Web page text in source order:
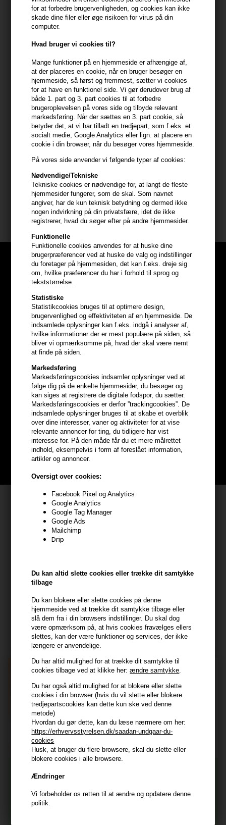
for at forbedre brugervenligheden, og cookies kan ikke
skade dine filer eller øge risikoen for virus på din
computer.
Hvad bruger vi cookies til?
Mange funktioner på en hjemmeside er afhængige af,
at der placeres en cookie, når en bruger besøger en
hjemmeside, så først og fremmest, sætter vi cookies
for at have en funktionel side. Vi gør derudover brug af
både 1. part og 3. part cookies til at forbedre
brugeroplevelsen på vores side og tilbyde relevant
markedsføring. Når der sættes en 3. part cookie, så
betyder det, at vi har tilladt en tredjepart, som f.eks. et
socialt medie, Google Analytics eller lign. at placere en
cookie i din browser, når du besøger vores hjemmeside.
På vores side anvender vi følgende typer af cookies:
Nødvendige/Tekniske
Tekniske cookies er nødvendige for, at langt de fleste
hjemmesider fungerer, som de skal. Som navnet
angiver, har de kun teknisk betydning og dermed ikke
nogen indvirkning på din privatsfære, idet de ikke
registrerer, hvad du søger efter på andre hjemmesider.
Funktionelle
Funktionelle cookies anvendes for at huske dine
brugerpræferencer ved at huske de valg og indstillinger
du foretager på hjemmesiden, det kan f.eks. dreje sig
om, hvilke præferencer du har i forhold til sprog og
tekststørrelse.
Statistiske
Statistikcookies bruges til at optimere design,
brugervenlighed og effektiviteten af en hjemmeside. De
indsamlede oplysninger kan f.eks. indgå i analyser af,
hvilke informationer der er mest populære på siden, så
bliver vi opmærksomme på, hvad der skal være nemt
at finde på siden.
Markedsføring
Markedsføringscookies indsamler oplysninger ved at
følge dig på de enkelte hjemmesider, du besøger og
kan siges at registrere de digitale fodspor, du sætter.
Markedsføringscookies er derfor ”trackingcookies”. De
indsamlede oplysninger bruges til at skabe et overblik
over dine interesser, vaner og aktiviteter for at vise
relevante annoncer for ting, du tidligere har vist
interesse for. På den måde får du et mere målrettet
indhold, eksempelvis i form af foreslået information,
artikler og annoncer.
Oversigt over cookies:
Facebook Pixel og Analytics
Google Analytics
Google Tag Manager
Google Ads
Mailchimp
Drip
Du kan altid slette cookies eller trække dit samtykke
tilbage
Du kan blokere eller slette cookies på denne
hjemmeside ved at trække dit samtykke tilbage eller
slå dem fra i din browsers indstillinger. Du skal dog
være opmærksom på, at hvis cookies fravælges ellers
slettes, kan der være funktioner og services, der ikke
længere er anvendelige.
Du har altid mulighed for at trække dit samtykke til
cookies tilbage ved at klikke her:ændre samtykke
Du har også altid mulighed for at blokere eller slette
cookies i din browser (hvis du vil slette eller blokere
tredjepartscookies kan dette kun ske ved denne
metode)
Hvordan du gør dette, kan du læse nærmere om her:
https://erhvervsstyrelsen.dk/saadan-undgaar-du-
cookies
Husk, at bruger du flere browsere, skal du slette eller
blokere cookies i alle browsere.
Ændringer
Vi forbeholder os retten til at ændre og opdatere denne
politik.
kur med indhold af farvepigmenter, der er med til at friske
hårfarven op og efterlader den glansfuldt.
Maria Nila Colour Refresh 6.60 Autumn Red egenskaber
Kuren giver dit hår et fantastisk flot rødt skær i brunt hår. Farven
vaskes trinvis ud af håret og holder 4 - 10 hårvaske. Maria Nila 6.60
Colour Refresh Autumn Red kan både bruges i enten mørkt eller
lyst hår. Hvis du ønsker at få en lysere farve, så kan du blande den
med White Mix.
Du anvender Maria Nila Colour Refresh 6.60 Autumn
Red sådan
Påfør produktet i håndklædetørt hår og anvend handsker. Lad det
sidde i mindst 3 minutter, alt efter hvordan du ønsker din hårfarve
skal være. Skyl herefter dit hår af og afslut med balsam.
Indhold: 300ml
Maria Nila
Optjen5% bonuskronerpå
hele din ordre
Bliv helt gratis en del af vores kundeklub og optjen rabatter når du
handler
BLIV GRATIS MEDLEM HER
Kundeservice
Frisenborgvej 6A
kundeservice@hair247.dk
Tlf. 23839799 (hverdage 9-14)
Modtag tilbud mm
Tilmeld dig nyhedsbrev - du kan altid afmelde det igen.
TILMELD
ConsentJeg accepterer vilkår og betingelser.
Læs mere her
Husk at vi har
356 dages returret
+9600 anmeldelser på Trustpilot , 4.9 Rating
Tilmeld dig nyhedsbrevet
Og modtag nyheder, eksklusive tilbud og rabatter